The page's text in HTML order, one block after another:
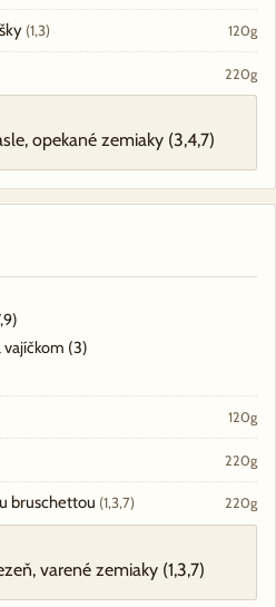
(1,3) 120g
220g
opekané zemiaky (3,4,7)
vajíčkom (3)
120g
220g
bruschettou (1,3,7) 220g
varené zemiaky (1,3,7)